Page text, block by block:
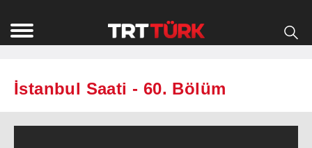
İstanbul Saati - 60. Bölüm